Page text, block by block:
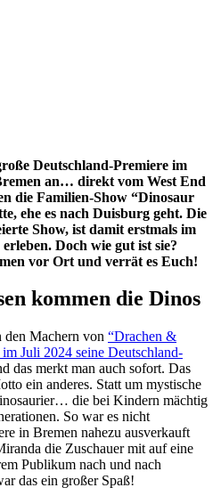
Deutschland-Premiere im
an… direkt vom West End
die Familien-Show “Dinosaur
ehe es nach Duisburg geht. Die
Show, ist damit erstmals im
Doch wie gut ist sie?
vor Ort und verrät es Euch!
kommen die Dinos
Machern von “Drachen &
Juli 2024 seine Deutschland-
das merkt man auch sofort. Das
ein anderes. Statt um mystische
die bei Kindern mächtig
So war es nicht
in Bremen nahezu ausverkauft
die Zuschauer mit auf eine
Publikum nach und nach
das ein großer Spaß!